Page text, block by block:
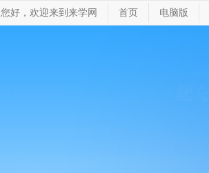
您好，欢迎来到来学网 首页 电脑版